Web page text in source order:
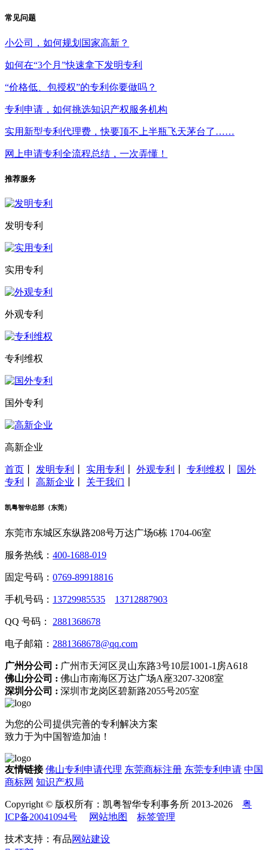
常见问题
小公司，如何规划国家高新？
如何在“3个月”快速拿下发明专利
“价格低、包授权”的专利你要做吗？
专利申请，如何挑选知识产权服务机构
实用新型专利代理费，快要顶不上半瓶飞天茅台了……
网上申请专利全流程总结，一次弄懂！
推荐服务
发明专利
实用专利
外观专利
专利维权
国外专利
高新企业
首页 发明专利 实用专利 外观专利 专利维权
国外
专利
高新企业 关于我们
凯粤智华总部（东莞）
东莞市东城区东纵路208号万达广场6栋 1704-06室
服务热线： 400-1688-019
固定号码： 0769-89918816
手机号码： 13729985535 13712887903
QQ 号码： 2881368678
电子邮箱： 2881368678@qq.com
广州分公司 : 广州市天河区灵山东路3号10层1001-1房A618
佛山分公司 : 佛山市南海区万达广场A座3207-3208室
深圳分公司 : 深圳市龙岗区碧新路2055号205室
为您的公司提供完善的专利解决方案
致力于为中国智造加油！
友情链接 佛山专利申请代理 东莞商标注册 东莞专利申请 中国
商标网 知识产权局
Copyright © 版权所有：凯粤智华专利事务所 2013-2026 粤
ICP备20041094号
网站地图 标签管理
技术支持：有品网站建设